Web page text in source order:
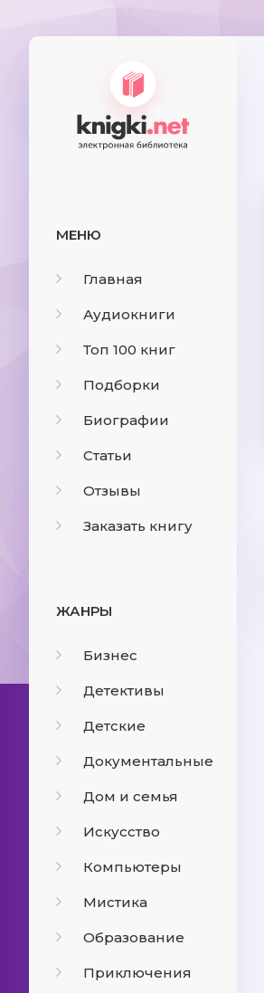
МЕНЮ
Главная
Аудиокниги
Топ 100 книг
Подборки
Биографии
Статьи
Отзывы
Заказать книгу
ЖАНРЫ
Бизнес
Детективы
Детские
Документальные
Дом и семья
Искусство
Компьютеры
Мистика
Образование
Приключения